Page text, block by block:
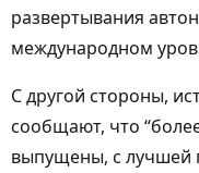
развертывания
международном
С другой стороны,
сообщают, что
выпущены, с лучшей